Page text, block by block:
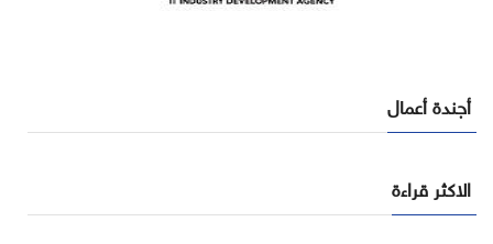
أجندة أعمال
الاكثر قراءة